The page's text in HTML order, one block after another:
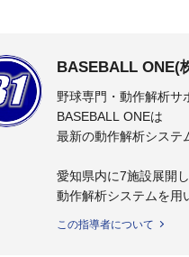
BASEBALL ONE(
野球専門・動作解析サ
BASEBALL ONEは
最新の動作解析システ
愛知県内に7施設展開
動作解析システムを用
この指導者について